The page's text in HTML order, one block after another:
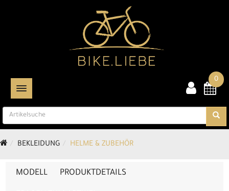
TOGGLE NAVIGATION
0
BEKLEIDUNG HELME & ZUBEHÖR
MODELL PRODUKTDETAILS